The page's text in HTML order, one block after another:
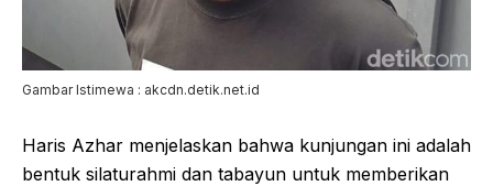
Gambar Istimewa : akcdn.detik.net.id
Haris Azhar menjelaskan bahwa kunjungan ini adalah
bentuk silaturahmi dan tabayun untuk memberikan